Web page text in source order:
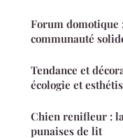
Forum domotique
communauté
Tendance et
écologie et
Chien renifleur :
punaises de lit